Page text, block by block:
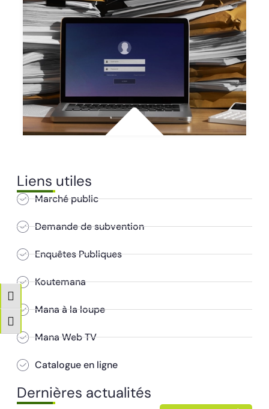
Passer en contraste élevé
Changer la taille de la police
Liens utiles
Marché public
Demande de subvention
Enquêtes Publiques
Koutemana
Mana à la loupe
Mana Web TV
Catalogue en ligne
Dernières actualités